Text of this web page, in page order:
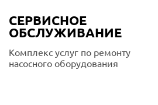
СЕРВИСНОЕ
ОБСЛУЖИВАНИЕ
Комплекс услуг по ремонту
насосного оборудования